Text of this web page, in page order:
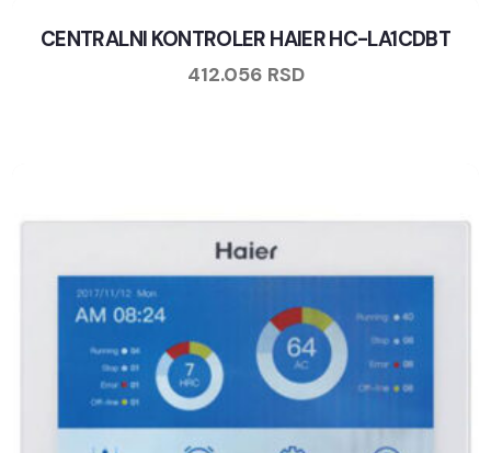
CENTRALNI KONTROLER HAIER HC-LA1CDBT
412.056 RSD